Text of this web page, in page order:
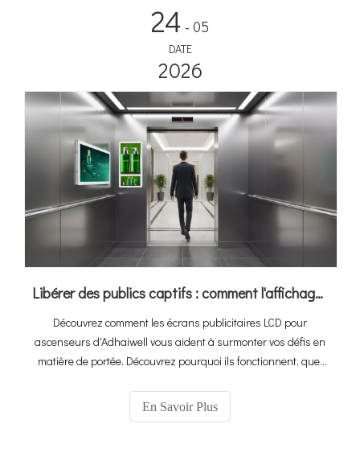
24 - 05
DATE
2026
Libérer des publics captifs : comment l'affichage numérique des ascenseurs d'Adhaiwell transforme les ascenseurs en machines à revenus
Découvrez comment les écrans publicitaires LCD pour
ascenseurs d'Adhaiwell vous aident à surmonter vos défis en
matière de portée. Découvrez pourquoi ils fonctionnent, quel
Lift, idéal pour les bureaux, les hôtels et les appartements.
En Savoir Plus